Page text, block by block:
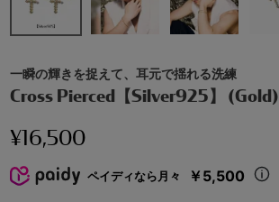
一瞬の輝きを捉えて、耳元で揺れる洗練
Cross Pierced【Silver925】 (Gold)
¥16,500
ペイディなら月々 ￥5,500